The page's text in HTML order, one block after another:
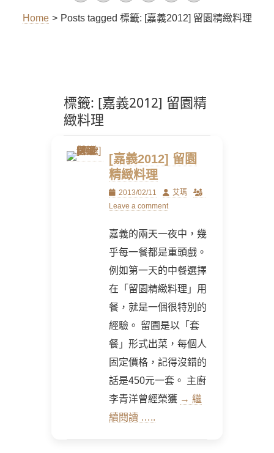
Home > Posts tagged 標籤: [嘉義2012] 留園精緻料理
標籤: [嘉義2012] 留園精
緻料理
[嘉義2012] 留園
精緻料理
Posted
on
2013/02/11 Author
艾瑪
Leave a comment
嘉義的兩天一夜中，幾
乎每一餐都是重頭戲。
例如第一天的中餐選擇
在「留園精緻料理」用
餐，就是一個很特別的
經驗。 留園是以「套
餐」形式出菜，每個人
固定價格，記得沒錯的
話是450元一套。 主廚
李青洋曾經榮獲 → 繼
續閱讀 …..